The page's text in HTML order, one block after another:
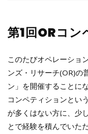
第1回ORコン
このたびオペレーショ
ンズ・リサーチ(OR)の
ン」を開催することに
コンペティションとい
が多くはない方に、少
とで経験を積んでいた